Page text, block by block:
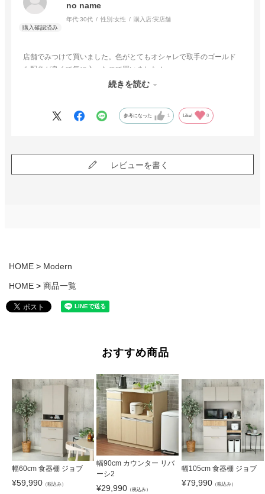
no name
年代:30代 性別:女性 購入店:実店舗
店舗でみつけて買いました。色がとてもオシャレで取手のゴールド
も配色が良くて気に入ったので買いました！
使いやすさは予想通りいいです。安定感もあります。
続きを読む
参考になった 1 Like! 0
レビューを書く
HOME Modern
HOME 商品一覧
おすすめ商品
幅60cm 食器棚 ジョブ
¥59,990 （税込み）
幅90cm カウンター リバ
ーシ2
¥29,990 （税込み）
幅105cm 食器棚 ジョブ
¥79,990（税込み）